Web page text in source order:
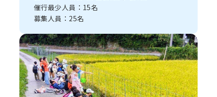
催行最少人員：15名
募集人員：25名